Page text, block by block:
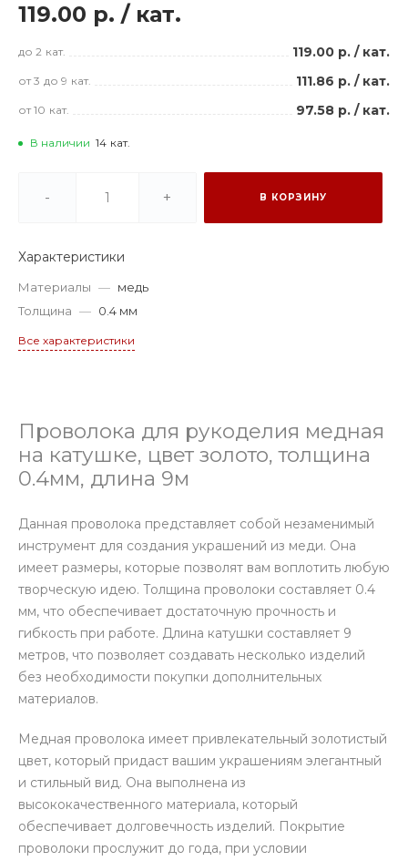
119.00 р. / кат.
до 2 кат. 119.00 р. / кат.
от 3 до 9 кат. 111.86 р. / кат.
от 10 кат. 97.58 р. / кат.
В наличии 14 кат.
- + В КОРЗИНУ
Характеристики
Материалы — медь
Толщина — 0.4 мм
Все характеристики
Проволока для рукоделия медная
на катушке, цвет золото, толщина
0.4мм, длина 9м
Данная проволока представляет собой незаменимый
инструмент для создания украшений из меди. Она
имеет размеры, которые позволят вам воплотить любую
творческую идею. Толщина проволоки составляет 0.4
мм, что обеспечивает достаточную прочность и
гибкость при работе. Длина катушки составляет 9
метров, что позволяет создавать несколько изделий
без необходимости покупки дополнительных
материалов.
Медная проволока имеет привлекательный золотистый
цвет, который придаст вашим украшениям элегантный
и стильный вид. Она выполнена из
высококачественного материала, который
обеспечивает долговечность изделий. Покрытие
проволоки прослужит до года, при условии